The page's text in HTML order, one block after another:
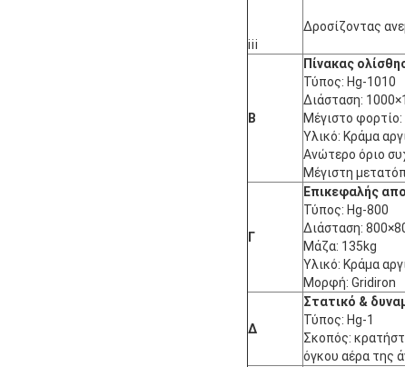
ⅲ
Δροσίζοντας
Β
Πίνακας
Τύπος: Hg-1010
Διάσταση:
Μέγιστο
Υλικό: Κράμα
Ανώτερο όριο
Μέγιστη
Γ
Επικεφαλής
Τύπος: Hg-800
Διάσταση:
Μάζα: 135kg
Υλικό: Κράμα
Μορφή: Gridiron
Δ
Στατικό &
Τύπος: Hg-1
Σκοπός:
όγκου αέρα της